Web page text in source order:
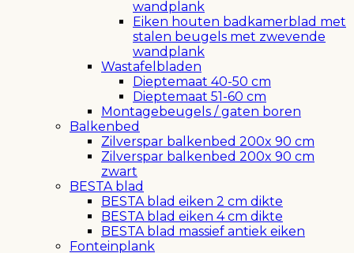
wandplank
Eiken houten badkamerblad met
stalen beugels met zwevende
wandplank
Wastafelbladen
Dieptemaat 40-50 cm
Dieptemaat 51-60 cm
Montagebeugels / gaten boren
Balkenbed
Zilverspar balkenbed 200x 90 cm
Zilverspar balkenbed 200x 90 cm
zwart
BESTA blad
BESTA blad eiken 2 cm dikte
BESTA blad eiken 4 cm dikte
BESTA blad massief antiek eiken
Fonteinplank